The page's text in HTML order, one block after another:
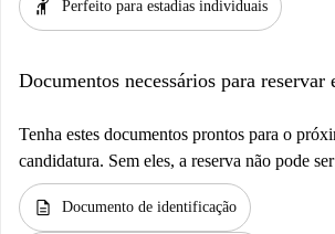
hail Perfeito para estadias individuais
Documentos necessários para reservar
Tenha estes documentos prontos para o
candidatura. Sem eles, a reserva não pode
description Documento de identificação